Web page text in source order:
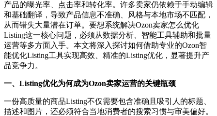
产品的曝光率、点击率和转化率。许多卖家仍依赖于手动编辑
和基础翻译，导致产品信息不准确、风格与本地市场不匹配，
从而错失大量潜在订单。要想系统解决Ozon卖家怎么优化
Listing这一核心问题，必须从数据分析、智能工具辅助和批量
运营等多方面入手。本文将深入探讨如何借助专业的Ozon智
能优化Listing工具实现高效、精准的Listing优化，显著提升产
品竞争力。
一、 Listing优化为何成为Ozon卖家运营的关键瓶颈
一份高质量的商品Listing不仅需要包含准确且吸引人的标题、
描述和图片，还必须符合当地消费者的搜索习惯与审美偏好。